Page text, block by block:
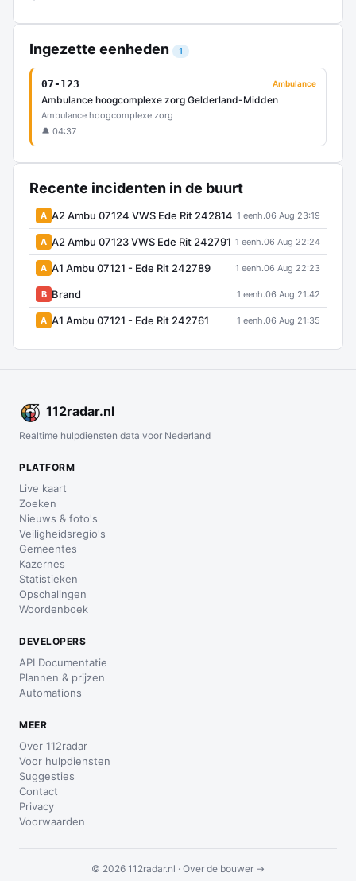
Ingezette eenheden 1
07-123 Ambulance
Ambulance hoogcomplexe zorg Gelderland-Midden
Ambulance hoogcomplexe zorg
🔔 04:37
Recente incidenten in de buurt
A A2 Ambu 07124 VWS Ede Rit 242814 1 eenh.06 Aug 23:19
A A2 Ambu 07123 VWS Ede Rit 242791 1 eenh.06 Aug 22:24
A A1 Ambu 07121 - Ede Rit 242789 1 eenh.06 Aug 22:23
B Brand 1 eenh.06 Aug 21:42
A A1 Ambu 07121 - Ede Rit 242761 1 eenh.06 Aug 21:35
112radar.nl
Realtime hulpdiensten data voor Nederland
PLATFORM
Live kaart
Zoeken
Nieuws & foto's
Veiligheidsregio's
Gemeentes
Kazernes
Statistieken
Opschalingen
Woordenboek
DEVELOPERS
API Documentatie
Plannen & prijzen
Automations
MEER
Over 112radar
Voor hulpdiensten
Suggesties
Contact
Privacy
Voorwaarden
© 2026 112radar.nl · Over de bouwer →